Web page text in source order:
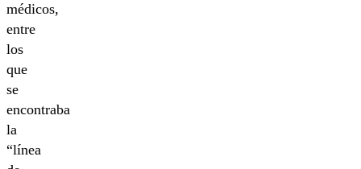
médicos,
entre
los
que
se
encontraba
la
“línea